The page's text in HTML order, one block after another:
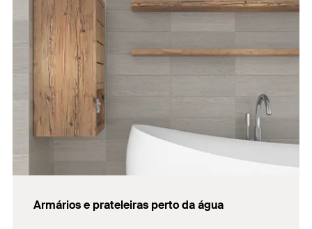
Armários e prateleiras perto da água